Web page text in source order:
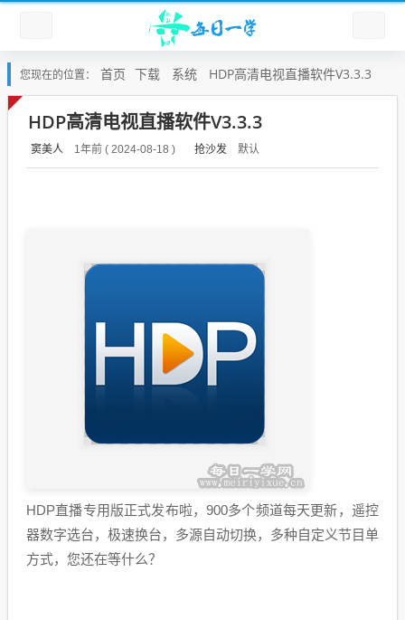
您现在的位置： 首页 下载 系统 HDP高清电视直播软件V3.3.3
HDP高清电视直播软件V3.3.3
窦美人 1年前 ( 2024-08-18 ) 抢沙发 默认
HDP直播专用版正式发布啦，900多个频道每天更新，遥控
器数字选台，极速换台，多源自动切换，多种自定义节目单
方式，您还在等什么？